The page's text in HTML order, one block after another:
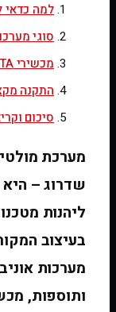
למה כדאי
סוגי
מכשירי ZETA – הבחירה הנכונה
התקנה
סיכום
מערכת
שדרוג –
ליהנות
בעיצוב
מערכות